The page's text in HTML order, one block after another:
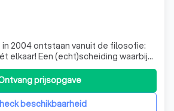
2004 ontstaan vanuit de filosofie:
elkaar! Een (echt)scheiding waarbij
uit het oog wordt verloren, kan
juridisch gevecht. Wij geloven dat
tijdens een (echt)scheiding
beschikbaarheid
prijsopgave